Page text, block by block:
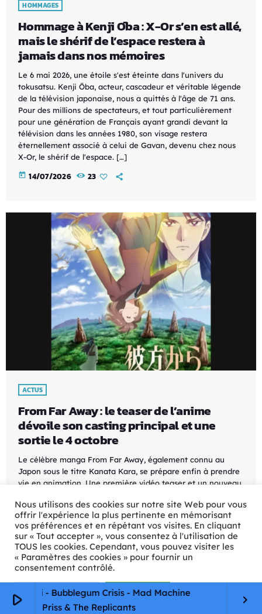
play_arrow- Bubblegum Crisis - Mad Machine
Priss & The Replicants
keyboard_arrow_right
HOMMAGES
Hommage à Kenji Ōba : X-Or s’en est allé,
mais le shérif de l’espace restera à
jamais dans nos mémoires
Le 6 mai 2026, une étoile s'est éteinte dans l'univers du
tokusatsu. Kenji Ōba, acteur, cascadeur et véritable légende
de la télévision japonaise, nous a quittés à l'âge de 71 ans.
Pour des millions de spectateurs, et tout particulièrement
pour une génération de Français ayant grandi devant la
télévision dans les années 1980, son visage restera
éternellement associé à celui de Gavan, devenu chez nous
X-Or, le shérif de l'espace. […]
today 14/07/2026 23
ACTUS
From Far Away : le teaser de l’anime
dévoile son casting principal et une
sortie le 4 octobre
Le célèbre manga From Far Away, également connu au
Japon sous le titre Kanata Kara, se prépare enfin à prendre
vie en animation. Une première vidéo teaser et un nouveau
l'anime TV pour le 4 octobre 2026 au Japon. Créée par
Kyoko Hikawa, l'histoire suit Noriko Tachiki, une jeune fille
ordinaire soudainement projetée dans un monde
totalement inconnu. Perdue dans cet univers […]
today 14/07/2026 12
Nous utilisons des cookies sur notre site Web pour vous
offrir l'expérience la plus pertinente en mémorisant
vos préférences et en répétant vos visites. En cliquant
sur « Tout accepter », vous consentez à l'utilisation de
TOUS les cookies. Cependant, vous pouvez visiter les
« Paramètres des cookies » pour fournir un
consentement contrôlé.
Paramètres Cookie Tout accepter